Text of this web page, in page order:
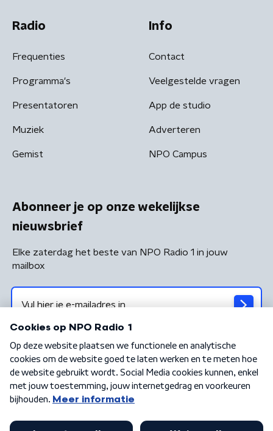
Radio
Frequenties
Programma's
Presentatoren
Muziek
Gemist
Info
Contact
Veelgestelde vragen
App de studio
Adverteren
NPO Campus
Abonneer je op onze wekelijkse
nieuwsbrief
Elke zaterdag het beste van NPO Radio 1 in jouw
mailbox
Algemene voorwaarden